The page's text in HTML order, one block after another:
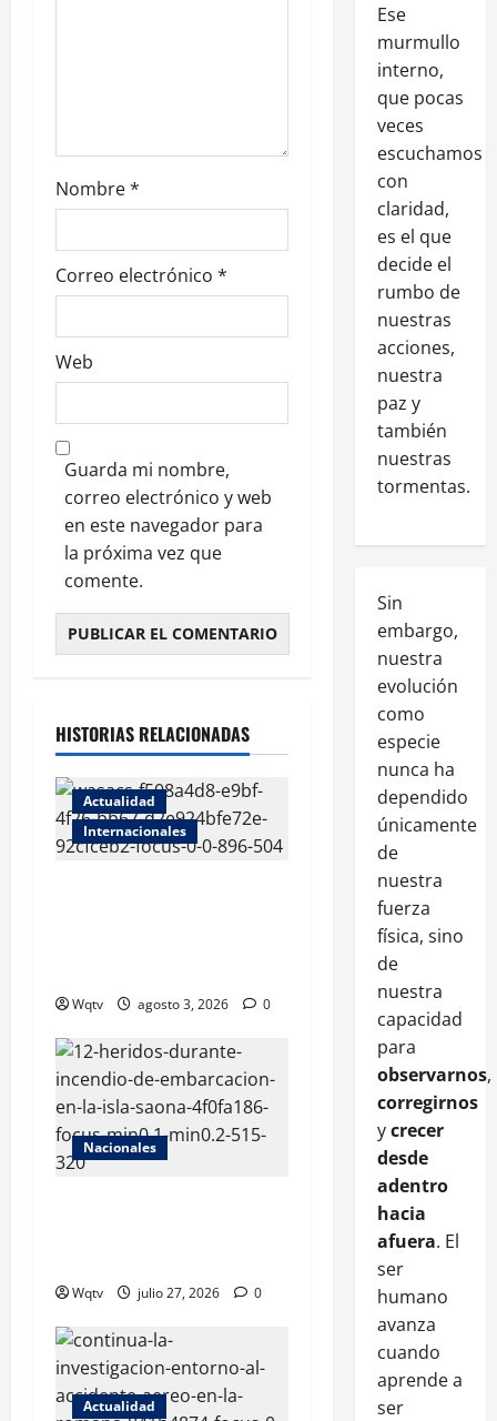
Nombre*
Correo electrónico *
Web
Guarda mi nombre,
correo electrónico y web
en este navegador para
la próxima vez que
comente.
HISTORIAS RELACIONADAS
Actualidad
Internacionales
Wqtv agosto 3, 2026 0
Nacionales
Wqtv julio 27, 2026 0
Actualidad
Ese
murmullo
interno,
que pocas
veces
escuchamos
con
claridad,
es el que
decide el
rumbo de
nuestras
acciones,
nuestra
paz y
también
nuestras
tormentas.
Sin
embargo,
nuestra
evolución
como
especie
nunca ha
dependido
únicamente
de
nuestra
fuerza
física, sino
de
nuestra
capacidad
para
observarnos,
corregirnos
ycrecer
desde
adentro
hacia
afuera. El
ser
humano
avanza
cuando
aprende a
ser